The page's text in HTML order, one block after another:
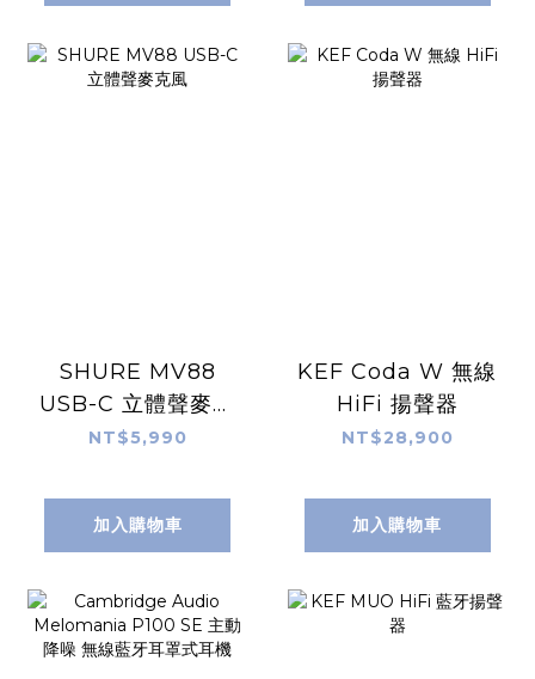
SHURE MV88
USB-C 立體聲麥克
風
NT$5,990
加入購物車
KEF Coda W 無線
HiFi 揚聲器
NT$28,900
加入購物車